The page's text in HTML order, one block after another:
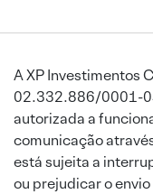
A XP Investimentos
02.332.886/0001-
autorizada a
comunicação
está sujeita a
ou prejudicar o